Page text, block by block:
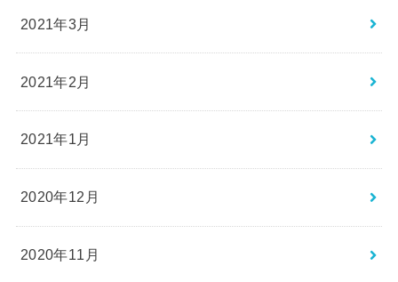
2021年3月
2021年2月
2021年1月
2020年12月
2020年11月